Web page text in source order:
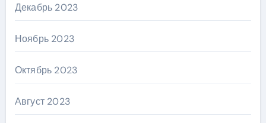
Декабрь 2023
Ноябрь 2023
Октябрь 2023
Август 2023